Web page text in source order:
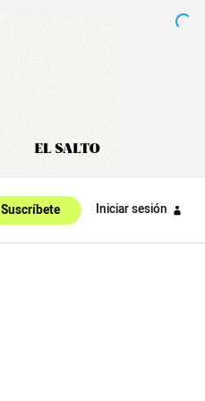
Suscríbete Iniciar sesión